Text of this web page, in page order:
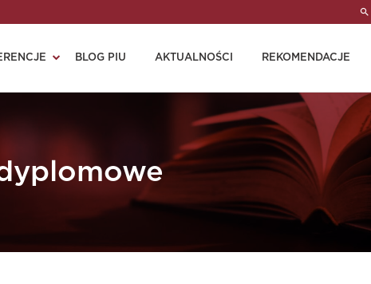
BLOG PIU AKTUALNOŚCI REKOMENDACJE